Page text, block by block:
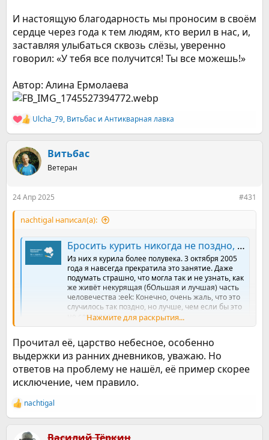
И настоящую благодарность мы проносим в своём
сердце через года к тем людям, кто верил в нас, и,
заставляя улыбаться сквозь слёзы, уверенно
говорил: «У тебя все получится! Ты все можешь!»
Автор: Алина Ермолаева
Р
е
к
ц
и
Ulcha_79, Витьбас и Антикварная лавка
Витьбас
Ветеран
24 Апр 2025 #431
nachtigal написал(а):
Бросить курить никогда не поздно, но лучше - пораньше...
Из них я курила более полувека. 3 октября 2005
года я навсегда прекратила это занятие. Даже
подумать страшно, что могла так и не узнать, как
же живёт некурящая (бОльшая и лучшая) часть
человечества :eek: Конечно, очень жаль, что это
случилось так поздно, но лучше, чем если бы это
не случилось...
ne-kurim.ru
Рекомендую ещё раз прочитать.
Это не кот
Нажмите для раскрытия...
Прочитал её, царство небесное, особенно
выдержки из ранних дневников, уважаю. Но
ответов на проблему не нашёл, её пример скорее
исключение, чем правило.
Р
е
nachtigal